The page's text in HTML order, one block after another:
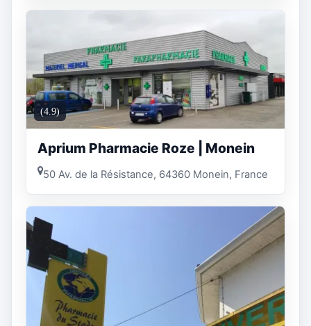
(4.9)
Aprium Pharmacie Roze | Monein
50 Av. de la Résistance, 64360 Monein, France